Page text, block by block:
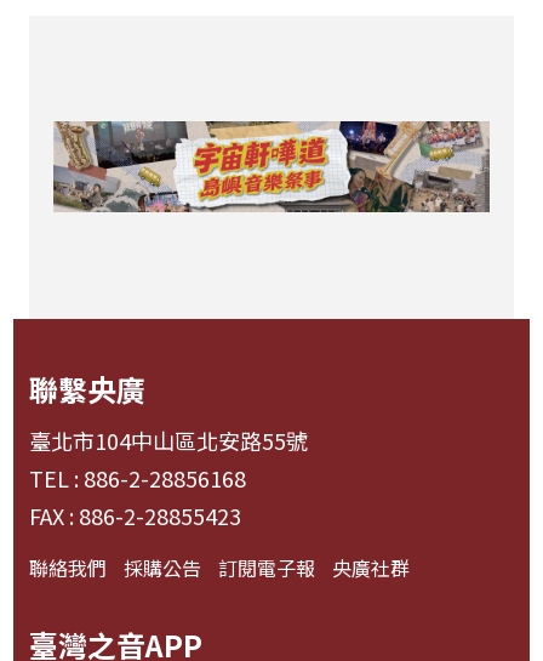
聯繫央廣
臺北市104中山區北安路55號
TEL : 886-2-28856168
FAX : 886-2-28855423
聯絡我們 採購公告 訂閱電子報 央廣社群
臺灣之音APP